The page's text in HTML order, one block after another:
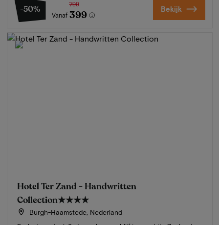
-50%
Vanaf
799
399 Bekijk
Hotel Ter Zand - Handwritten
Collection★★★★
Burgh-Haamstede, Nederland